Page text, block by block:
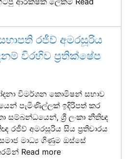
රජීව් අමරසූරිය
විරහිව ප්‍රතික්ෂේප
විමර්ශන කොමිෂන් සභාව
පැමිණිල්ලක් ඉදිරිපත් කර
සම්බන්ධයෙන්, ශ්‍රී ලංකා නීතිඥ
රජීව් අමරසූරිය සිය ප්‍රතිචාරය
මාධ්‍ය ගිණුම ඔස්සේ
Read more